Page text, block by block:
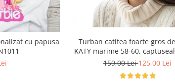
TAN1011
Turban catifea foarte gros
KATY marime 58-60,
culoare wine
159,00 Lei125,00 Lei